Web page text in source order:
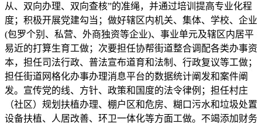
从、双向办理、双向查核”的准绳，并通过培训提高专业化程
度；积极开展党建勾当；做好辖区内机关、集体、学校、企业
(包罗个别、私营、外商独资等企业)、事业单元及辖区内居平
易近的打算生育工做；次要担任协帮街道整合调配各类办事资
本，担任司法行政、普法宣布道育和法制、行政复议等工做；
担任街道网格化办事办理消息平台的数据统计阐发和案件阐
发。宣传党的线、方针、政策和国度的法令律例；担任村庄
（社区）规划扶植办理、棚户区和危房、糊口污水和垃圾处置
设备扶植、人居改善、环卫一体化等方面工做。不竭添加财务